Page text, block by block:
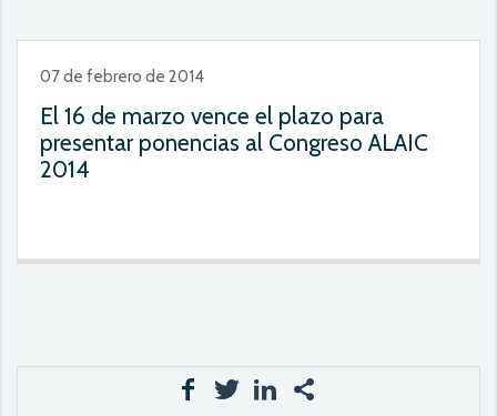
07 de febrero de 2014
El 16 de marzo vence el plazo para
presentar ponencias al Congreso ALAIC
2014